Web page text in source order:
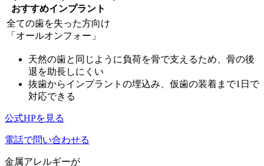
おすすめインプラント
全ての歯を失った方向け
「オールオンフォー」
天然の歯と同じように負荷を骨で支えるため、骨の後
退を助長しにくい
抜歯からインプラントの埋込み、仮歯の装着まで1日で
対応できる
公式HPを見る
電話で問い合わせる
金属アレルギーが